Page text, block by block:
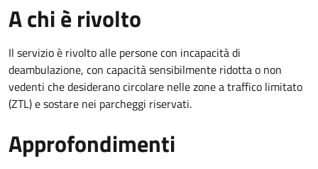
A chi è rivolto
Il servizio è rivolto alle persone con incapacità di
deambulazione, con capacità sensibilmente ridotta o non
vedenti che desiderano circolare nelle zone a traffico limitato
(ZTL) e sostare nei parcheggi riservati.
Approfondimenti